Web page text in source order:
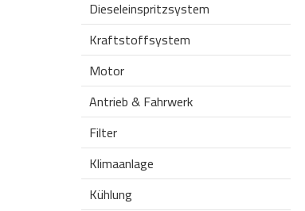
Dieseleinspritzsystem
Kraftstoffsystem
Motor
Antrieb & Fahrwerk
Filter
Klimaanlage
Kühlung